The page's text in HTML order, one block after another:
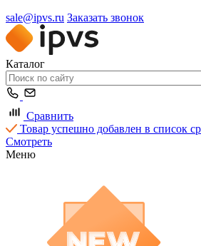
sale@ipvs.ru Заказать звонок
Каталог
Сравнить
Товар успешно добавлен в список
Смотреть
Меню